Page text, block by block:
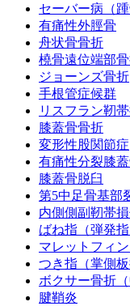
セーバー病（踵
有痛性外脛骨
舟状骨骨折
橈骨遠位端部
ジョーンズ骨折
手根管症候群
リスフラン靭
膝蓋骨骨折
変形性股関節症
有痛性分裂膝
膝蓋骨脱臼
第5中足骨基部
内側側副靭帯
ばね指（弾発指
マレットフィ
つき指（掌側板
ボクサー骨折（
腱鞘炎